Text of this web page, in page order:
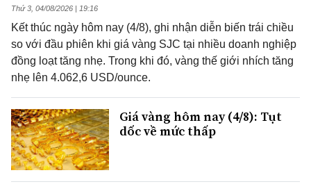
Thứ 3, 04/08/2026 | 19:16
Kết thúc ngày hôm nay (4/8), ghi nhận diễn biến trái chiều
so với đầu phiên khi giá vàng SJC tại nhiều doanh nghiệp
đồng loạt tăng nhẹ. Trong khi đó, vàng thế giới nhích tăng
nhẹ lên 4.062,6 USD/ounce.
Giá vàng hôm nay (4/8): Tụt
dốc về mức thấp